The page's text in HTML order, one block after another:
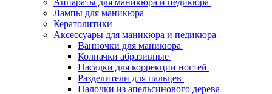
Аппараты для маникюра и педикюра
Лампы для маникюра
Кератолитики
Аксессуары для маникюра и педикюра
Ванночки для маникюра
Колпачки абразивные
Насадки для коррекции ногтей
Разделители для пальцев
Палочки из апельсинового дерева